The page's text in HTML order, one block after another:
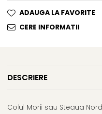
ADAUGA LA FAVORITE
CERE INFORMATII
DESCRIERE
Colul Morii sau Steaua